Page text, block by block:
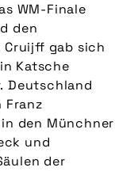
WM-Finale
den
Cruijff gab sich
Katsche
Deutschland
Franz
den Münchner
und
der